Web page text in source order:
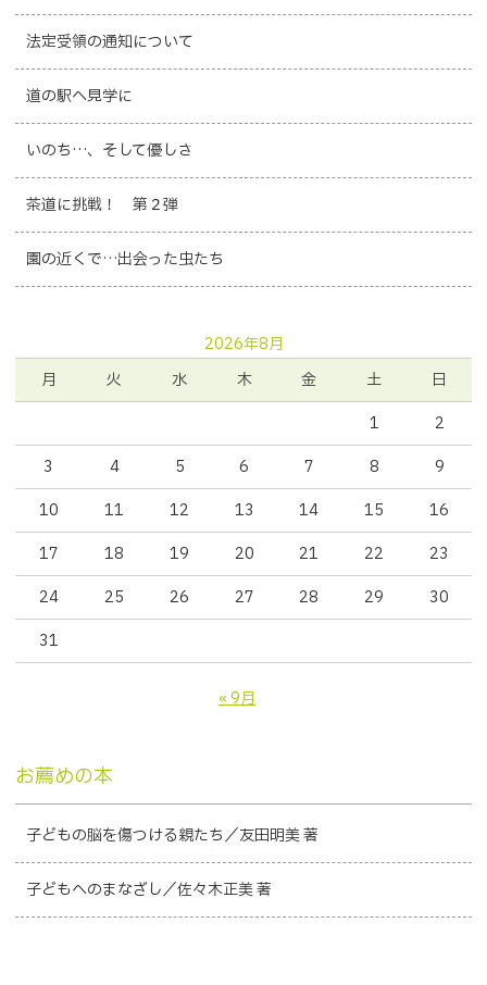
法定受領の通知について
道の駅へ見学に
いのち…、そして優しさ
茶道に挑戦！ 第２弾
園の近くで…出会った虫たち
2026年8月
月
火 水 木 金 土
日
1
2
3
4 5 6 7 8
9
10
11 12 13 14 15
16
17
18 19 20 21 22
23
24
25 26 27 28 29
30
31
« 9月
お薦めの本
子どもの脳を傷つける親たち／友田明美 著
子どもへのまなざし／佐々木正美 著